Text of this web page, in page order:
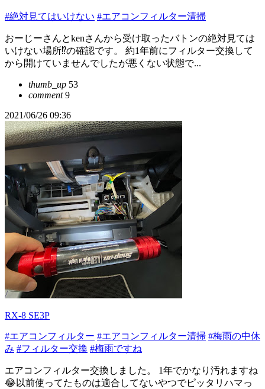
#絶対見てはいけない #エアコンフィルター清掃
おーじーさんとkenさんから受け取ったバトンの絶対見ては
いけない場所⁉️の確認です。 約1年前にフィルター交換して
から開けていませんでしたが悪くない状態で...
thumb_up 53
comment9
2021/06/26 09:36
RX-8 SE3P
#エアコンフィルター #エアコンフィルター清掃 #梅雨の中休
み #フィルター交換 #梅雨ですね
エアコンフィルター交換しました。 1年でかなり汚れますね
😂以前使ってたものは適合してないやつでピッタリハマっ